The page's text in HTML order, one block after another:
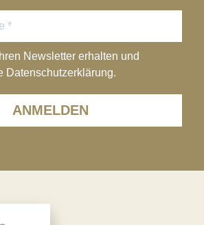
ANMELDEN
Newsletter erhalten und
Datenschutzerklärung.